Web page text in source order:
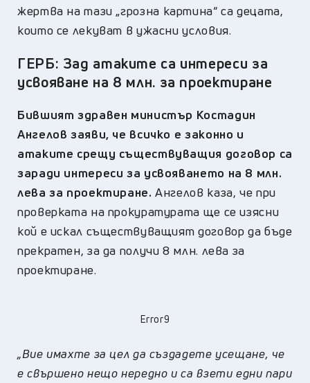
жертва на тази „грозна картина“ са децата,
които се лекуват в ужасни условия.
ГЕРБ: Зад атаките са интереси за
усвояване на 8 млн. за проектиране
Бившият здравен министър Костадин
Ангелов заяви, че всичко е законно и
атаките срещу съществуващия договор са
заради интереси за усвояването на 8 млн.
лева за проектиране. Ангелов каза, че при
проверката на прокуратурата ще се изясни
кой е искал съществуващият договор да бъде
прекратен, за да получи 8 млн. лева за
проектиране.
Error9
„Вие имахте за цел да създадете усещане, че
е свършено нещо нередно и са взети едни пари